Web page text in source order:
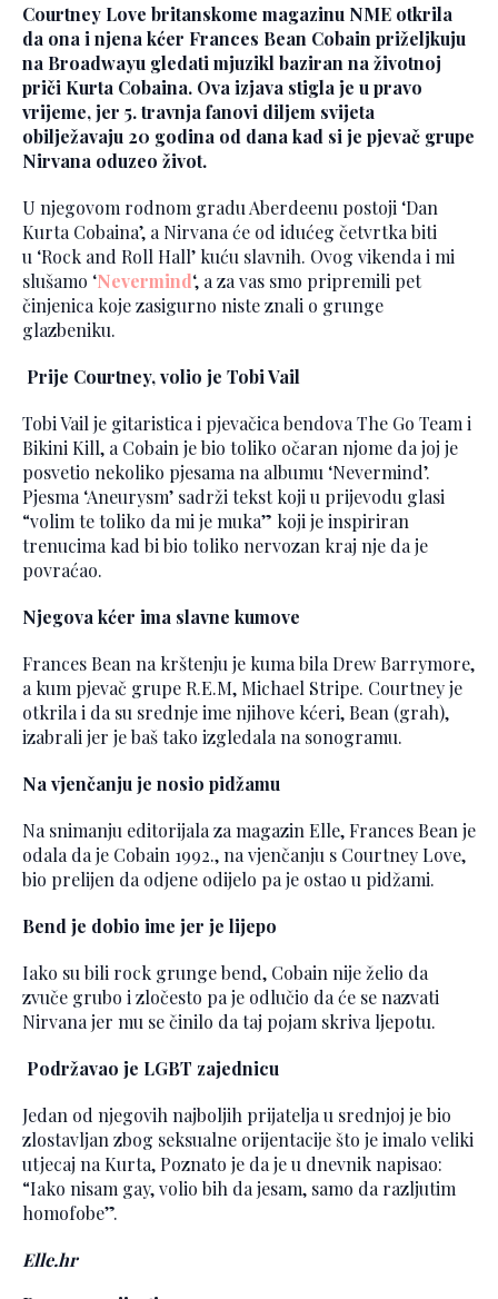
Courtney Love britanskome magazinu NME otkrila
da ona i njena kćer Frances Bean Cobain priželjkuju
na Broadwayu gledati mjuzikl baziran na životnoj
priči Kurta Cobaina. Ova izjava stigla je u pravo
vrijeme, jer 5. travnja fanovi diljem svijeta
obilježavaju 20 godina od dana kad si je pjevač grupe
Nirvana oduzeo život.
U njegovom rodnom gradu Aberdeenu postoji ‘Dan
Kurta Cobaina’, a Nirvana će od idućeg četvrtka biti
u ‘Rock and Roll Hall’ kuću slavnih. Ovog vikenda i mi
slušamo ‘Nevermind‘, a za vas smo pripremili pet
činjenica koje zasigurno niste znali o grunge
glazbeniku.
Prije Courtney, volio je Tobi Vail
Tobi Vail je gitaristica i pjevačica bendova The Go Team i
Bikini Kill, a Cobain je bio toliko očaran njome da joj je
posvetio nekoliko pjesama na albumu ‘Nevermind’.
Pjesma ‘Aneurysm’ sadrži tekst koji u prijevodu glasi
“volim te toliko da mi je muka” koji je inspiriran
trenucima kad bi bio toliko nervozan kraj nje da je
povraćao.
Njegova kćer ima slavne kumove
Frances Bean na krštenju je kuma bila Drew Barrymore,
a kum pjevač grupe R.E.M, Michael Stripe. Courtney je
otkrila i da su srednje ime njihove kćeri, Bean (grah),
izabrali jer je baš tako izgledala na sonogramu.
Na vjenčanju je nosio pidžamu
Na snimanju editorijala za magazin Elle, Frances Bean je
odala da je Cobain 1992., na vjenčanju s Courtney Love,
bio prelijen da odjene odijelo pa je ostao u pidžami.
Bend je dobio ime jer je lijepo
Iako su bili rock grunge bend, Cobain nije želio da
zvuče grubo i zločesto pa je odlučio da će se nazvati
Nirvana jer mu se činilo da taj pojam skriva ljepotu.
Podržavao je LGBT zajednicu
Jedan od njegovih najboljih prijatelja u srednjoj je bio
zlostavljan zbog seksualne orijentacije što je imalo veliki
utjecaj na Kurta, Poznato je da je u dnevnik napisao:
“Iako nisam gay, volio bih da jesam, samo da razljutim
homofobe”.
Elle.hr